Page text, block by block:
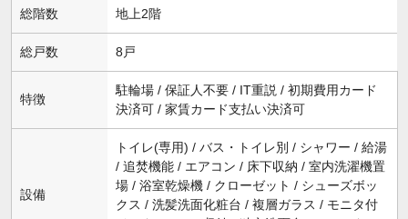
総階数 地上2階
総戸数 8戸
特徴
駐輪場 / 保証人不要 / IT重説 / 初期費用カード
決済可 / 家賃カード支払い決済可
設備
トイレ(専用) / バス・トイレ別 / シャワー / 給湯
/ 追焚機能 / エアコン / 床下収納 / 室内洗濯機置
場 / 浴室乾燥機 / クローゼット / シューズボッ
クス / 洗髪洗面化粧台 / 複層ガラス / モニタ付